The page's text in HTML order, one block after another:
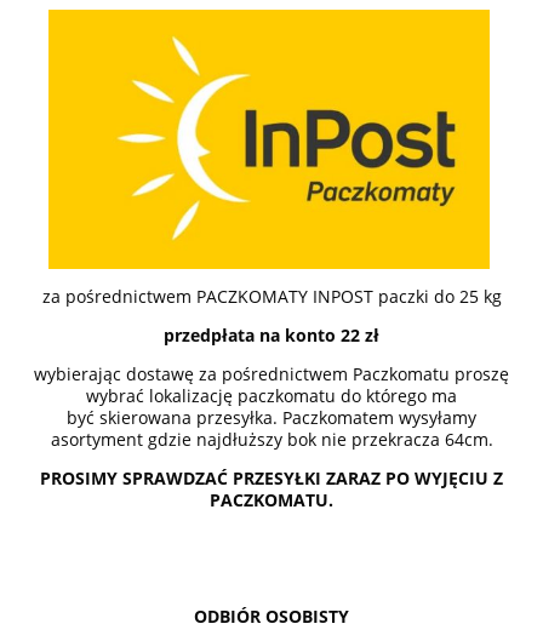
za pośrednictwem PACZKOMATY INPOST paczki do 25 kg
przedpłata na konto 22 zł
wybierając dostawę za pośrednictwem Paczkomatu proszę
wybrać lokalizację paczkomatu do którego ma
być skierowana przesyłka. Paczkomatem wysyłamy
asortyment gdzie najdłuższy bok nie przekracza 64cm.
PROSIMY SPRAWDZAĆ PRZESYŁKI ZARAZ PO WYJĘCIU Z
PACZKOMATU.
ODBIÓR OSOBISTY